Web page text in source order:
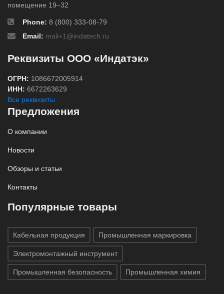
помещение 19–32
Phone: 8 (800) 333-08-79
Email: mail+1@indatech.ru
Реквизиты ООО «Индатэк»
ОГРН: 1086672005914
ИНН: 6672263629
Все реквизиты
Предложения
О компании
Новости
Обзоры и статьи
Контакты
Популярные товары
Кабельная продукция Промышленная маркировка
Электромонтажный инструмент
Промышленная безопасность Промышленная химия